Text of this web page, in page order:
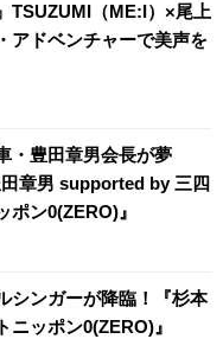
TSUZUMI（ME:I）×尾上
アドベンチャーで美声を
・豊田章男会長が夢
章男 supported by 三四
ポン0(ZERO)』
シンガーが降臨！『杉本
ニッポン0(ZERO)』